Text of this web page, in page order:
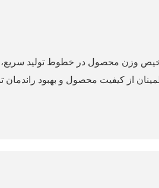
وزن محصول در خطوط تولید سریع،